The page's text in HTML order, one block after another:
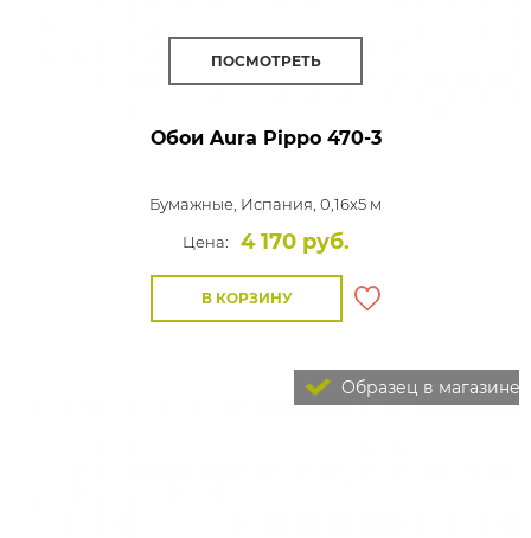
ПОСМОТРЕТЬ
Обои Aura Pippo470-3
Бумажные, Испания, 0,16x5 м
Цена:
4 170 руб.
В КОРЗИНУ
Образец в магазине